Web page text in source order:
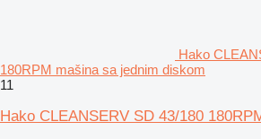
Hako
180RPM mašina sa jednim diskom
11
Hako CLEANSERV SD 43/180